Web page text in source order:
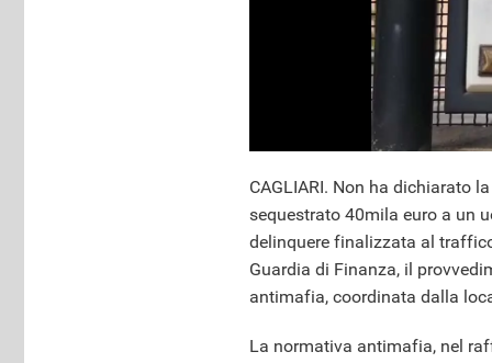
CAGLIARI. Non ha dichiarato
sequestrato 40mila euro a un
delinquere finalizzata al
Guardia di Finanza, il
antimafia, coordinata dalla
La normativa antimafia, nel